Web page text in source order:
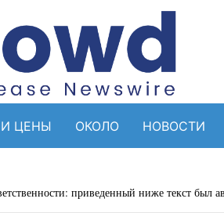
ЦЕНЫ ОКОЛО НОВОСТИ
приведенный ниже текст был